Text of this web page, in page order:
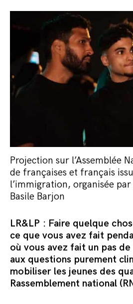
Projection sur l’Assemblée
de françaises et français
l’immigration, organisée
Basile Barjon
LR&LP : Faire quelque
ce que vous avez fait
où vous avez fait un pas
aux questions purement
mobiliser les jeunes des
Rassemblement national